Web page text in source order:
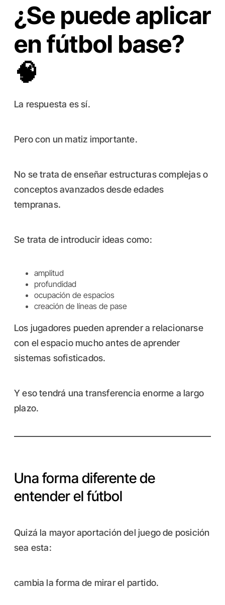
¿Se puede aplicar
en fútbol base?
🧠
La respuesta es sí.
Pero con un matiz importante.
No se trata de enseñar estructuras complejas o
conceptos avanzados desde edades
tempranas.
Se trata de introducir ideas como:
amplitud
profundidad
ocupación de espacios
creación de líneas de pase
Los jugadores pueden aprender a relacionarse
con el espacio mucho antes de aprender
sistemas sofisticados.
Y eso tendrá una transferencia enorme a largo
plazo.
Una forma diferente de
entender el fútbol
Quizá la mayor aportación del juego de posición
sea esta:
cambia la forma de mirar el partido.